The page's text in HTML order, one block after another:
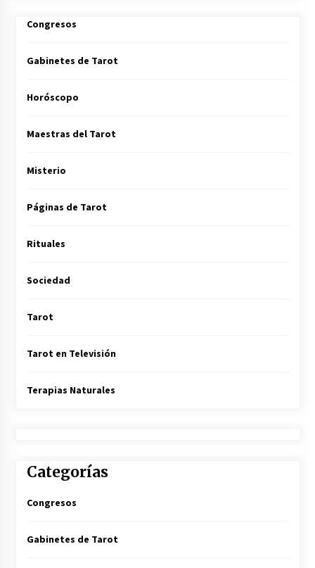
Congresos
Gabinetes de Tarot
Horóscopo
Maestras del Tarot
Misterio
Páginas de Tarot
Rituales
Sociedad
Tarot
Tarot en Televisión
Terapias Naturales
Categorías
Congresos
Gabinetes de Tarot